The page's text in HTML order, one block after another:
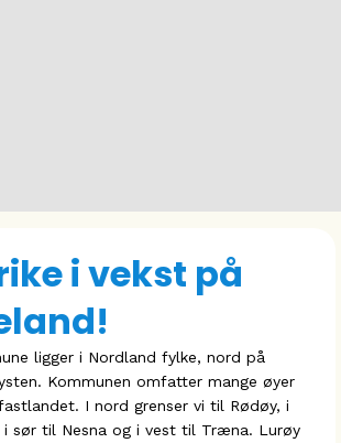
i vekst på
ligger i Nordland fylke, nord på
Kommunen omfatter mange øyer
I nord grenser vi til Rødøy, i
i sør til Nesna og i vest til Træna. Lurøy